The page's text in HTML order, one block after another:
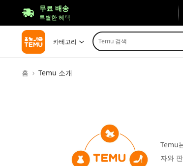
무료 배송
특별한 혜택
카테고리 Temu 검색
홈 Temu 소개
Temu
자와